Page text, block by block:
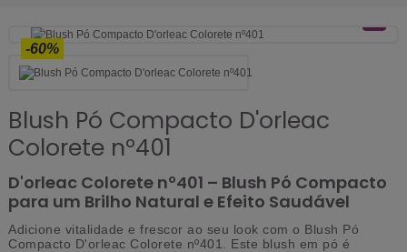
-60%
Blush Pó Compacto D'orleac
Colorete nº401
D'orleac Colorete nº401 – Blush Pó Compacto
para um Brilho Natural e Efeito Saudável
Adicione vitalidade e frescor ao seu look com o Blush Pó
Compacto D'orleac Colorete nº401. Este blush em pó é